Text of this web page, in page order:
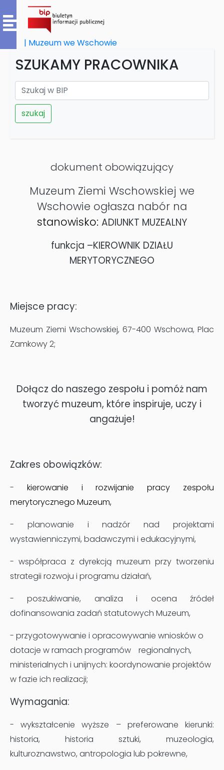
| Muzeum we Wschowie
SZUKAMY PRACOWNIKA
szukaj
dokument obowiązujący
Muzeum Ziemi Wschowskiej we
Wschowie ogłasza nabór na
stanowisko: ADIUNKT MUZEALNY
funkcja –KIEROWNIK DZIAŁU
MERYTORYCZNEGO
Miejsce pracy:
Muzeum Ziemi Wschowskiej, 67-400 Wschowa, Plac
Zamkowy 2;
Dołącz do naszego zespołu i pomóż nam
tworzyć muzeum, które inspiruje, uczy i
angażuje!
Zakres obowiązków:
- kierowanie i rozwijanie pracy zespołu
merytorycznego Muzeum,
- planowanie i nadzór nad projektami
wystawienniczymi, badawczymi i edukacyjnymi,
- współpraca z dyrekcją muzeum przy tworzeniu
strategii rozwoju i programu działań,
- poszukiwanie, analiza i ocena źródeł
dofinansowania zadań statutowych Muzeum,
- przygotowywanie i opracowywanie wniosków o
dotacje w ramach programów
regionalnych,
ministerialnych i unijnych: koordynowanie projektów
w fazie ich realizacji;
Wymagania:
- wykształcenie wyższe – preferowane kierunki:
historia, historia sztuki,
muzeologia,
kulturoznawstwo, antropologia lub pokrewne,